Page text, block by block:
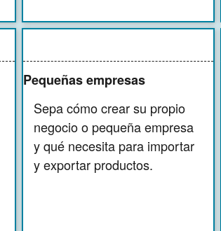
Pequeñas empresas
Sepa cómo crear su propio
negocio o pequeña empresa
y qué necesita para importar
y exportar productos.